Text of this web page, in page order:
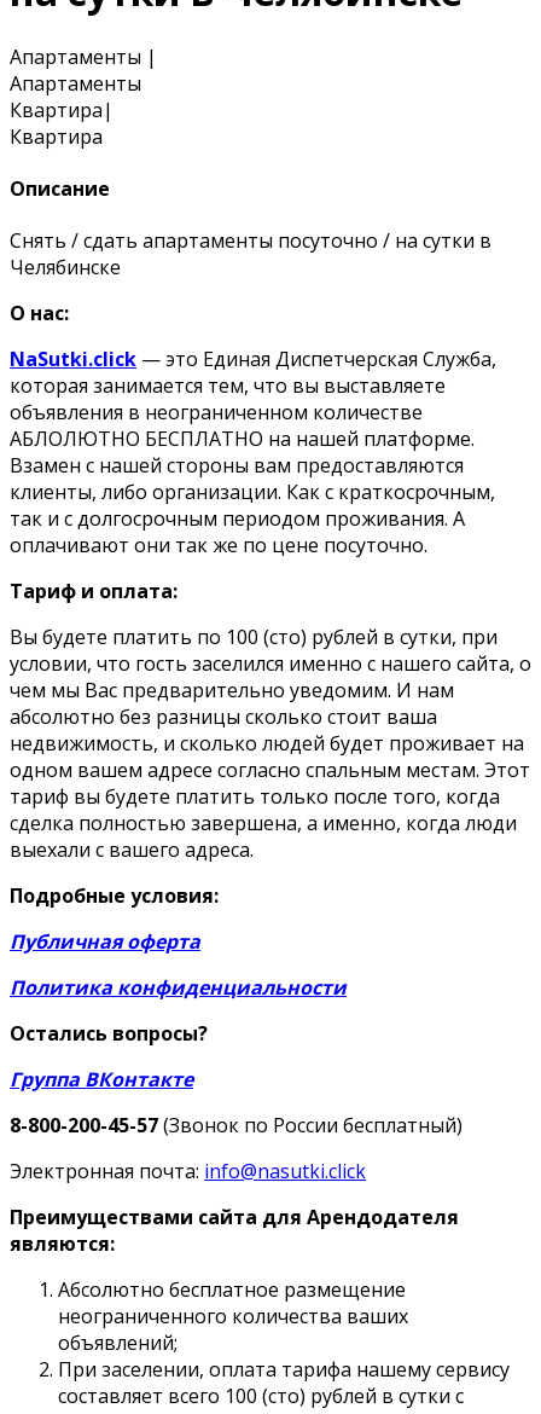
Апартаменты |
Апартаменты
Квартира|
Квартира
Описание
Снять / сдать апартаменты посуточно / на сутки в
Челябинске
О нас:
NaSutki.click — это Единая Диспетчерская Служба,
которая занимается тем, что вы выставляете
объявления в неограниченном количестве
АБЛОЛЮТНО БЕСПЛАТНО на нашей платформе.
Взамен с нашей стороны вам предоставляются
клиенты, либо организации. Как с краткосрочным,
так и с долгосрочным периодом проживания. А
оплачивают они так же по цене посуточно.
Тариф и оплата:
Вы будете платить по 100 (сто) рублей в сутки, при
условии, что гость заселился именно с нашего сайта, о
чем мы Вас предварительно уведомим. И нам
абсолютно без разницы сколько стоит ваша
недвижимость, и сколько людей будет проживает на
одном вашем адресе согласно спальным местам. Этот
тариф вы будете платить только после того, когда
сделка полностью завершена, а именно, когда люди
выехали с вашего адреса.
Подробные условия:
Публичная оферта
Политика конфиденциальности
Остались вопросы?
Группа ВКонтакте
8-800-200-45-57(Звонок по России бесплатный)
Электронная почта: info@nasutki.click
Преимуществами сайта для Арендодателя
являются:
Абсолютно бесплатное размещение
неограниченного количества ваших
объявлений;
При заселении, оплата тарифа нашему сервису
составляет всего 100 (сто) рублей в сутки с